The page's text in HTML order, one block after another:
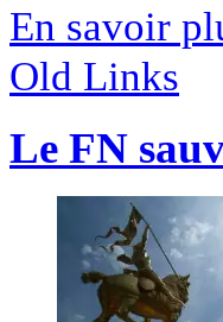
En savoir
Old Links
Le FN